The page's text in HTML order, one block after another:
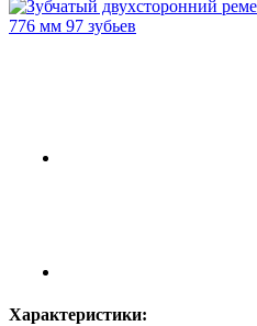
Характеристики: